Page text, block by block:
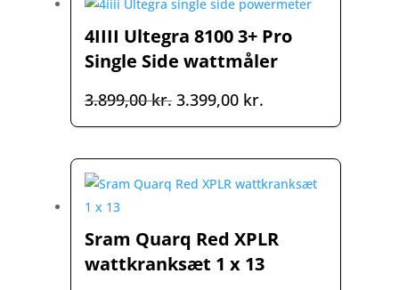
2.999,00 kr..2.799,00 kr..
4IIII Ultegra 8100 3+ Pro
Single Side wattmåler
3.899,00kr. Den
oprindelige
3.899,00 kr..
3.399,00 kr.Den
aktuelle
3.399,00 kr..
Sram Quarq Red XPLR
wattkranksæt 1 x 13